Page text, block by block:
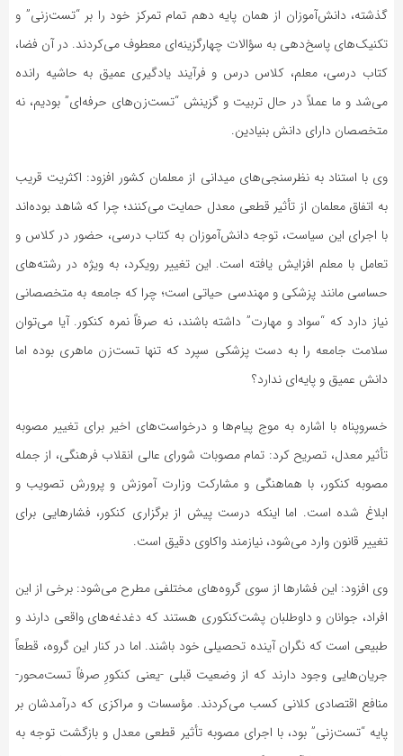
گذشته، دانش‌آموزان از همان پایه دهم تمام تمرکز خود را بر “تست‌زنی” و
تکنیک‌های پاسخ‌دهی به سؤالات چهارگزینه‌ای معطوف می‌کردند. در آن فضا،
کتاب درسی، معلم، کلاس درس و فرآیند یادگیری عمیق به حاشیه رانده
می‌شد و ما عملاً در حال تربیت و گزینش “تست‌زن‌های حرفه‌ای” بودیم، نه
متخصصان دارای دانش بنیادین.
وی با استناد به نظرسنجی‌های میدانی از معلمان کشور افزود: اکثریت قریب
به اتفاق معلمان از تأثیر قطعی معدل حمایت می‌کنند؛ چرا که شاهد بوده‌اند
با اجرای این سیاست، توجه دانش‌آموزان به کتاب درسی، حضور در کلاس و
تعامل با معلم افزایش یافته است. این تغییر رویکرد، به ویژه در رشته‌های
حساسی مانند پزشکی و مهندسی حیاتی است؛ چرا که جامعه به متخصصانی
نیاز دارد که “سواد و مهارت” داشته باشند، نه صرفاً نمره کنکور. آیا می‌توان
سلامت جامعه را به دست پزشکی سپرد که تنها تست‌زن ماهری بوده اما
دانش عمیق و پایه‌ای ندارد؟
خسروپناه با اشاره به موج پیام‌ها و درخواست‌های اخیر برای تغییر مصوبه
تأثیر معدل، تصریح کرد: تمام مصوبات شورای عالی انقلاب فرهنگی، از جمله
مصوبه کنکور، با هماهنگی و مشارکت وزارت آموزش و پرورش تصویب و
ابلاغ شده است. اما اینکه درست پیش از برگزاری کنکور، فشارهایی برای
تغییر قانون وارد می‌شود، نیازمند واکاوی دقیق است.
وی افزود: این فشارها از سوی گروه‌های مختلفی مطرح می‌شود: برخی از این
افراد، جوانان و داوطلبان پشت‌کنکوری هستند که دغدغه‌های واقعی دارند و
طبیعی است که نگران آینده تحصیلی خود باشند. اما در کنار این گروه، قطعاً
جریان‌هایی وجود دارند که از وضعیت قبلی -یعنی کنکورِ صرفاً تست‌محور-
منافع اقتصادی کلانی کسب می‌کردند. مؤسسات و مراکزی که درآمدشان بر
پایه “تست‌زنی” بود، با اجرای مصوبه تأثیر قطعی معدل و بازگشت توجه به